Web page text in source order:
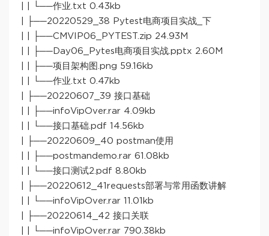
| | └──作业.txt 0.43kb
| ├──20220529_38 Pytest电商项目实战_下
| | ├──CMVIP06_PYTEST.zip 24.93M
| | ├──Day06_Pytes电商项目实战.pptx 2.60M
| | ├──项目架构图.png 59.16kb
| | └──作业.txt 0.47kb
| ├──20220607_39 接口基础
| | ├──infoVipOver.rar 4.09kb
| | └──接口基础.pdf 14.56kb
| ├──20220609_40 postman使用
| | ├──postmandemo.rar 61.08kb
| | └──接口测试2.pdf 8.80kb
| ├──20220612_41requests部署与常用函数讲解
| | └──infoVipOver.rar 11.01kb
| ├──20220614_42 接口关联
| | └──infoVipOver.rar 790.38kb